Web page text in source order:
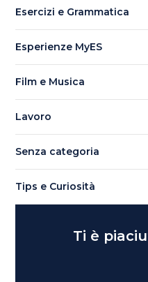
Esercizi e Grammatica
Esperienze MyES
Film e Musica
Lavoro
Senza categoria
Tips e Curiosità
Ti è